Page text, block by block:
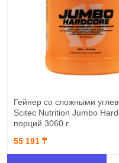
Гейнер со сложными
Scitec Nutrition Jumbo
порций 3060 г
55 191 ₸